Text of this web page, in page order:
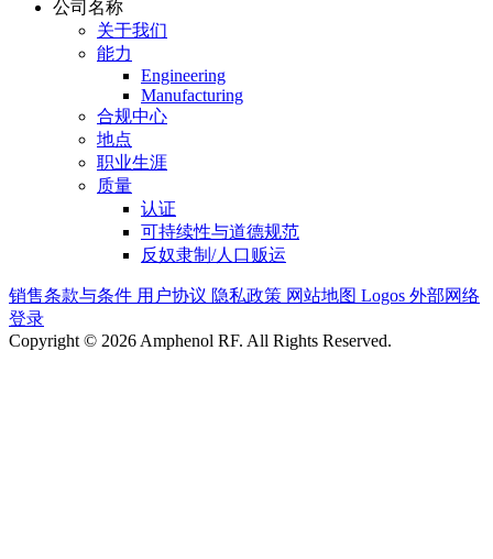
公司名称
关于我们
能力
Engineering
Manufacturing
合规中心
地点
职业生涯
质量
认证
可持续性与道德规范
反奴隶制/人口贩运
销售条款与条件 用户协议 隐私政策 网站地图 Logos 外部网络
登录
Copyright © 2026 Amphenol RF. All Rights Reserved.